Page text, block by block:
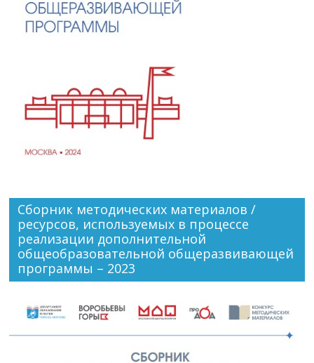
Сборник методических материалов /
ресурсов, используемых в процессе
реализации дополнительной
общеобразовательной общеразвивающей
программы – 2023